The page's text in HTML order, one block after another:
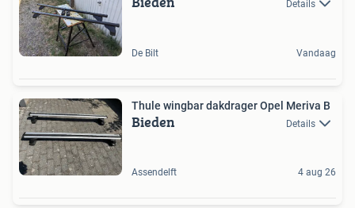
Details
De Bilt Vandaag
Thule wingbar dakdrager Opel Meriva B
Bieden Details
Assendelft 4 aug 26